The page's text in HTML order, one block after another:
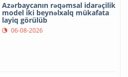
Azərbaycanın rəqəmsal idarəçilik
model iki beynəlxalq mükafata
layiq görülüb
06-08-2026